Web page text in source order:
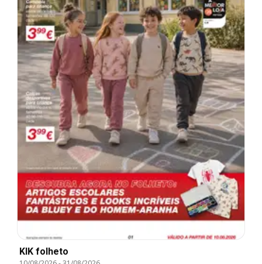
KIK folheto